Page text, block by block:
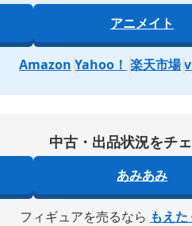
アニメイト
Amazon Yahoo！ 楽天市場
中古・出品状況をチェ
あみあみ
フィギュアを売るなら もえた